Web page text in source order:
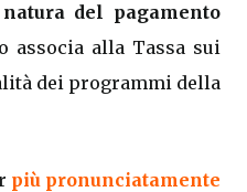
del pagamento
associa alla Tassa sui
dei programmi della
più pronunciatamente